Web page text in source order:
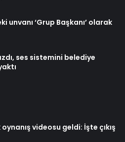
unvanı ‘Grup Başkanı’ olarak
ses sistemini belediye
videosu geldi: İşte çıkış